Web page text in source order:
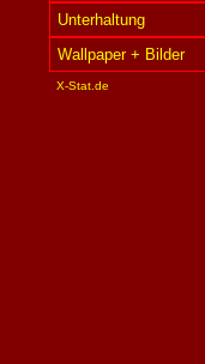
Unterhaltung
Wallpaper + Bilder
X-Stat.de